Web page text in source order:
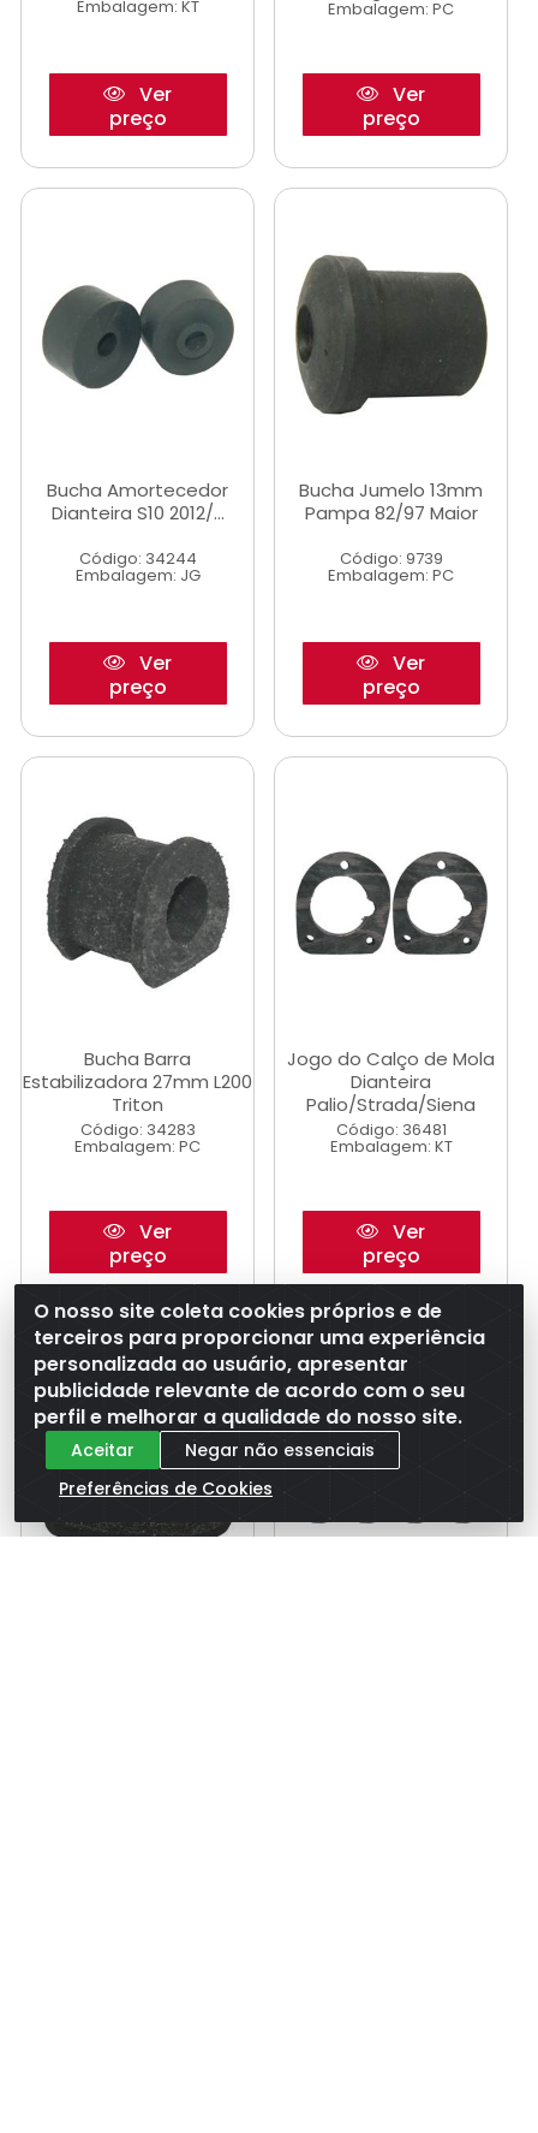
Embalagem: KT
Ver
preço
Embalagem: PC
Ver
preço
Bucha Amortecedor
Dianteira S10 2012/...
Código: 34244
Embalagem: JG
Ver
preço
Bucha Jumelo 13mm
Pampa 82/97 Maior
Código: 9739
Embalagem: PC
Ver
preço
Bucha Barra
Estabilizadora 27mm L200
Triton
Código: 34283
Embalagem: PC
Ver
preço
Jogo do Calço de Mola
Dianteira
Palio/Strada/Siena
Código: 36481
Embalagem: KT
Ver
preço
O nosso site coleta cookies próprios e de
terceiros para proporcionar uma experiência
personalizada ao usuário, apresentar
publicidade relevante de acordo com o seu
perfil e melhorar a qualidade do nosso site.
Aceitar
Negar não essenciais
Preferências de Cookies